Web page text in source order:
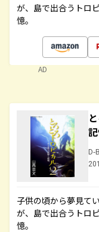
が、島で出合うトロ
憶。
AD
D-
子供の頃から夢見て
が、島で出合うトロ
憶。